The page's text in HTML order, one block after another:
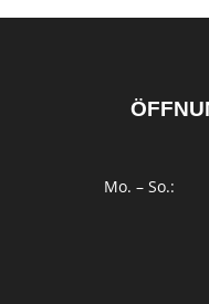
Mo. – So.: